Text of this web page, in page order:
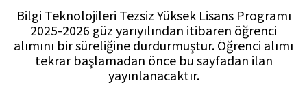
Bilgi Teknolojileri Tezsiz Yüksek Lisans Programı
2025-2026 güz yarıyılından itibaren öğrenci
alımını bir süreliğine durdurmuştur. Öğrenci alımı
tekrar başlamadan önce bu sayfadan ilan
yayınlanacaktır.